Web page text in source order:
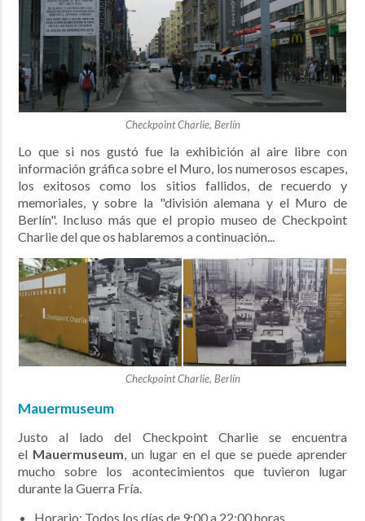
Checkpoint Charlie, Berlín
Lo que si nos gustó fue la exhibición al aire libre con
información gráfica sobre el Muro, los numerosos escapes,
los exitosos como los sitios fallidos, de recuerdo y
memoriales, y sobre la "división alemana y el Muro de
Berlín". Incluso más que el propio museo de Checkpoint
Charlie del que os hablaremos a continuación...
Checkpoint Charlie, Berlín
Mauermuseum
Justo al lado del Checkpoint Charlie se encuentra
el Mauermuseum, un lugar en el que se puede aprender
mucho sobre los acontecimientos que tuvieron lugar
durante la Guerra Fría.
Horario: Todos los días de 9:00 a 22:00 horas.